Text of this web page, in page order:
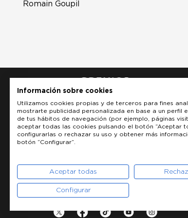
Romain Goupil
Información sobre cookies
Utilizamos cookies propias y de terceros para fines
mostrarte publicidad personalizada en base a un perfil
de tus hábitos de navegación (por ejemplo, páginas
aceptar todas las cookies pulsando el botón “Aceptar
configurarlas o rechazar su uso y obtener más
botón “Configurar”.
Aceptar todas
Configurar